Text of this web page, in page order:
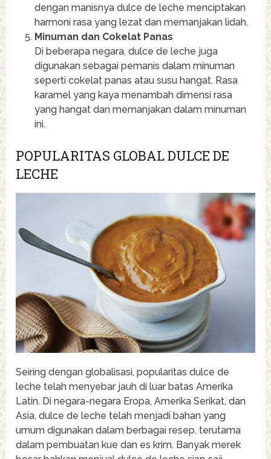
dengan manisnya dulce de leche menciptakan
harmoni rasa yang lezat dan memanjakan lidah.
Minuman dan Cokelat Panas
Di beberapa negara, dulce de leche juga
digunakan sebagai pemanis dalam minuman
seperti cokelat panas atau susu hangat. Rasa
karamel yang kaya menambah dimensi rasa
yang hangat dan memanjakan dalam minuman
ini.
POPULARITAS GLOBAL DULCE DE
LECHE
Seiring dengan globalisasi, popularitas dulce de
leche telah menyebar jauh di luar batas Amerika
Latin. Di negara-negara Eropa, Amerika Serikat, dan
Asia, dulce de leche telah menjadi bahan yang
umum digunakan dalam berbagai resep, terutama
dalam pembuatan kue dan es krim. Banyak merek